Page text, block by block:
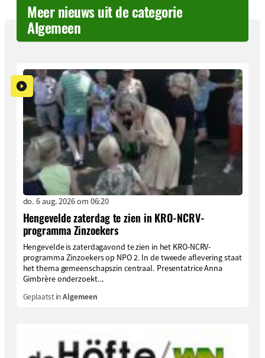
Meer nieuws uit de categorie
Algemeen
do. 6 aug. 2026 om 06:20
Hengevelde zaterdag te zien in KRO-NCRV-
programma Zinzoekers
Hengevelde is zaterdagavond te zien in het KRO-NCRV-
programma Zinzoekers op NPO 2. In de tweede aflevering staat
het thema gemeenschapszin centraal. Presentatrice Anna
Gimbrère onderzoekt...
Geplaatst inAlgemeen